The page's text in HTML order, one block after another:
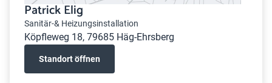
Patrick Elig
Sanitär-& Heizungsinstallation
Köpfleweg 18, 79685 Häg-Ehrsberg
Standort öffnen